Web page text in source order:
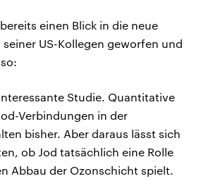
einen Blick in die neue
US-Kollegen geworfen und
Studie. Quantitative
Verbindungen in der
bisher. Aber daraus lässt sich
ob Jod tatsächlich eine Rolle
Abbau der Ozonschicht spielt.